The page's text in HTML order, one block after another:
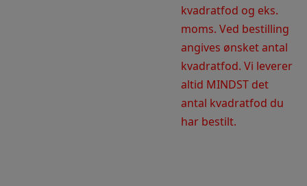
kvadratfod og eks.
moms. Ved bestilling
angives ønsket antal
kvadratfod. Vi leverer
altid MINDST det
antal kvadratfod du
har bestilt.